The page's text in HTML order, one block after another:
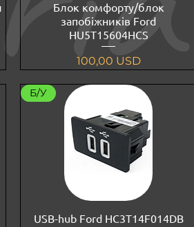
Блок комфорту/блок
запобіжників Ford
HU5T15604HCS
Ціна
100,00 USD
Б/У
USB-hub Ford HC3T14F014DB